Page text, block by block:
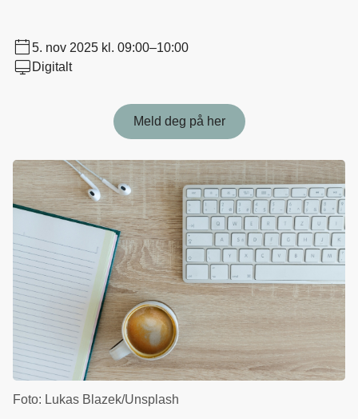
5. nov 2025 kl. 09:00–10:00
Digitalt
Meld deg på her
Foto: Lukas Blazek/Unsplash